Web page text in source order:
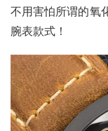
不用害怕所谓的氧
腕表款式！